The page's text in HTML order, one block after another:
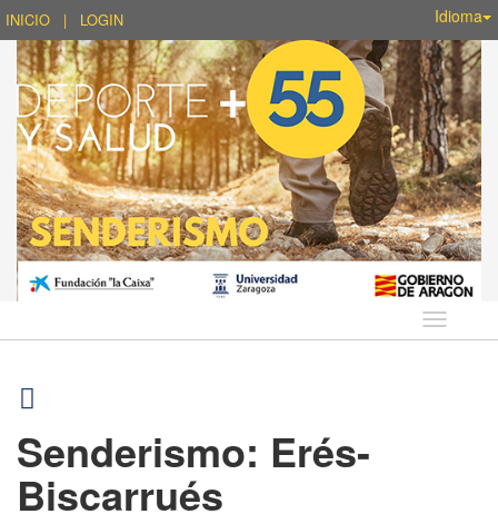
INICIO | LOGIN Idioma
Idioma
Senderismo: Erés-
Biscarrués